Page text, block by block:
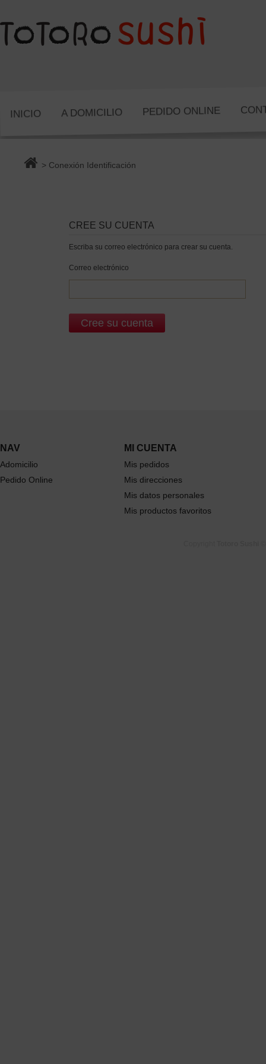
INICIO A DOMICILIO PEDIDO ONLINE
> Conexión Identificación
CREE SU CUENTA
Escriba su correo electrónico para crear su cuenta.
Correo electrónico
NAV
Adomicilio
Pedido Online
MI CUENTA
Mis pedidos
Mis direcciones
Mis datos personales
Mis productos favoritos